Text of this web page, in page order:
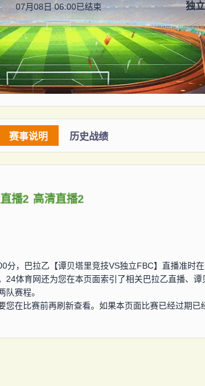
07月08日 06:00已结束 独
赛事说明 历史战绩
播2 高清直播2
分，巴拉乙【谭贝塔里竞技VS独立FBC】直播准时
24体育网还为您在本页面索引了相关巴拉乙直播、
赛程。
您在比赛前再刷新查看。如果本页面比赛已经过期已